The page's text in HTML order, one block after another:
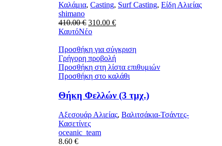
Καλάμια, Casting, Surf Casting, Είδη Αλιείας
shimano
410.00€ Original
price
410.00 €.
310.00 €Η
είναι:
310.00 €.
ΚαυτόΝέο
Προσθήκη για σύγκριση
Γρήγορη προβολή
Προσθήκη στη λίστα επιθυμιών
Προσθήκη στο καλάθι
Θήκη Φελλών (3 τμχ.)
Αξεσουάρ Αλιείας, Βαλιτσάκια-Τσάντες-
Κασετίνες
oceanic_team
8.60 €